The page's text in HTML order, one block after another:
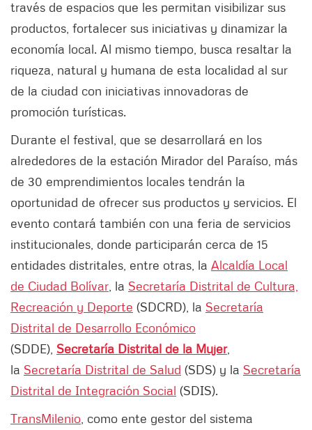
través de espacios que les permitan visibilizar sus
productos, fortalecer sus iniciativas y dinamizar la
economía local. Al mismo tiempo, busca resaltar la
riqueza, natural y humana de esta localidad al sur
de la ciudad con iniciativas innovadoras de
promoción turísticas.
Durante el festival, que se desarrollará en los
alrededores de la estación Mirador del Paraíso, más
de 30 emprendimientos locales tendrán la
oportunidad de ofrecer sus productos y servicios. El
evento contará también con una feria de servicios
institucionales, donde participarán cerca de 15
entidades distritales, entre otras, la Alcaldía Local
de Ciudad Bolívar , la Secretaría Distrital de Cultura,
Recreación y Deporte (SDCRD), la Secretaría
Distrital de Desarrollo Económico
(SDDE), Secretaría Distrital de la Mujer,
la Secretaría Distrital de Salud (SDS) y la Secretaría
Distrital de Integración Social (SDIS).
TransMilenio , como ente gestor del sistema